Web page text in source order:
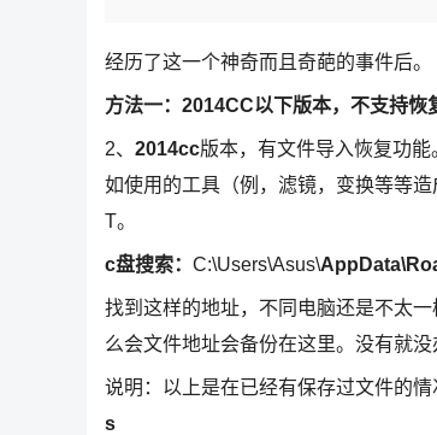
经历了这一个神奇而且奇葩的事件后。
方法一：2014CC以下版本，不支持恢
2、 2014cc版本，有文件导入恢复功
如使用的工具（例，滤镜，变换等等
T。
c盘搜索： C:\Users\Asus\
找到这样的地址，不同电脑还是不太
么会文件地址会备份在这里。没有就没
说明：以上是在已经有保存过文件的
s